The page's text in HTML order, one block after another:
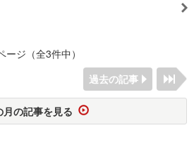
ージ（全3件中）
過去の記事
月の記事を見る